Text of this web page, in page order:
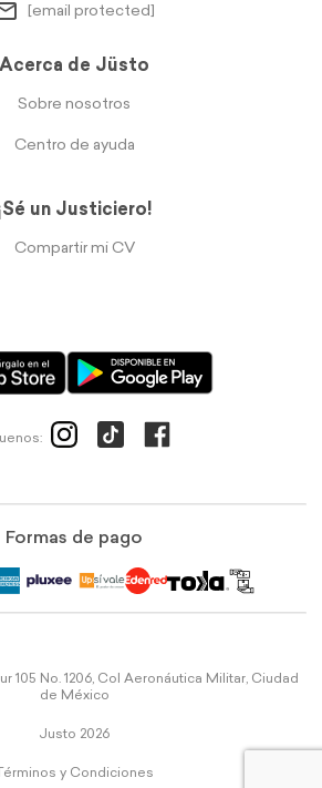
[email protected]
Acerca de Jüsto
Sobre nosotros
Centro de ayuda
un Justiciero!
Compartir mi CV
Formas de pago
105 No. 1206, Col Aeronáutica Militar, Ciudad
de México
Justo 2026
Términos y Condiciones